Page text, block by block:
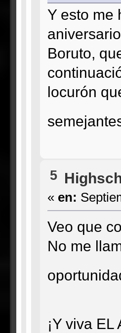
Y esto me
Boruto,
locurón
5
« en:
Veo que
No me
¡Y viva